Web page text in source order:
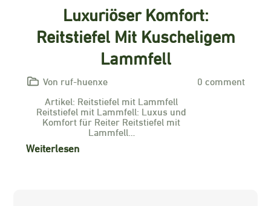
Luxuriöser Komfort:
Reitstiefel Mit Kuscheligem
Lammfell
Von ruf-huenxe
0 comment
Artikel: Reitstiefel mit Lammfell
Reitstiefel mit Lammfell: Luxus und
Komfort für Reiter Reitstiefel mit
Lammfell…
Weiterlesen